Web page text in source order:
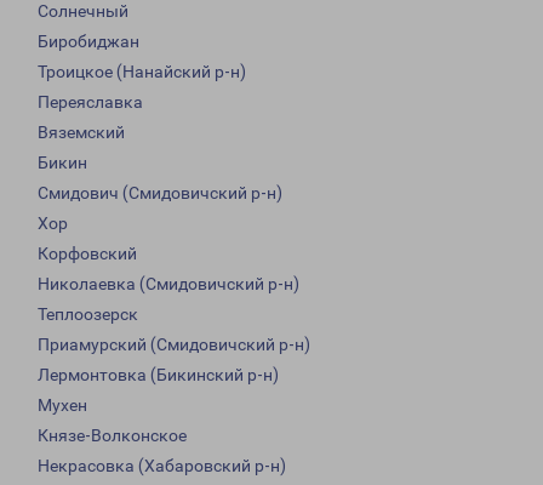
Солнечный
Биробиджан
Троицкое (Нанайский р-н)
Переяславка
Вяземский
Бикин
Смидович (Смидовичский р-н)
Хор
Корфовский
Николаевка (Смидовичский р-н)
Теплоозерск
Приамурский (Смидовичский р-н)
Лермонтовка (Бикинский р-н)
Мухен
Князе-Волконское
Некрасовка (Хабаровский р-н)